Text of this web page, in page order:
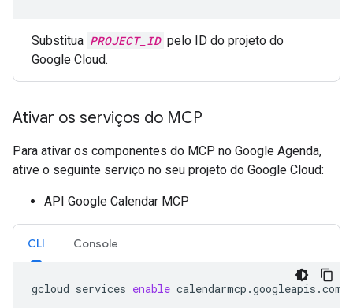
Substitua PROJECT_ID pelo ID do projeto do
Google Cloud.
Ativar os serviços do MCP
Para ativar os componentes do MCP no Google Agenda,
ative o seguinte serviço no seu projeto do Google Cloud:
API Google Calendar MCP
CLI Console
gcloud services enable calendarmcp.googleapis.com